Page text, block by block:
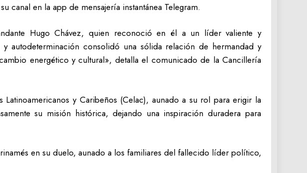
canal en la app de mensajería instantánea Telegram.
Hugo Chávez, quien reconoció en él a un líder valiente y
consolidó una sólida relación de hermandad y
energético y cultural», detalla el comunicado de la Cancillería
y Caribeños (Celac), aunado a su rol para erigir la
su misión histórica, dejando una inspiración duradera para
en su duelo, aunado a los familiares del fallecido líder político,